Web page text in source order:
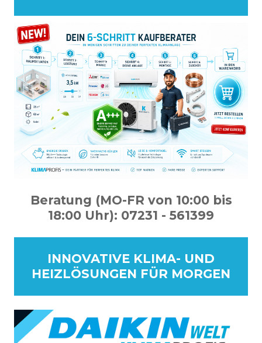
Beratung (MO-FR von 10:00 bis
18:00 Uhr): 07231 - 561399
INNOVATIVE KLIMA- UND
HEIZLÖSUNGEN FÜR MORGEN